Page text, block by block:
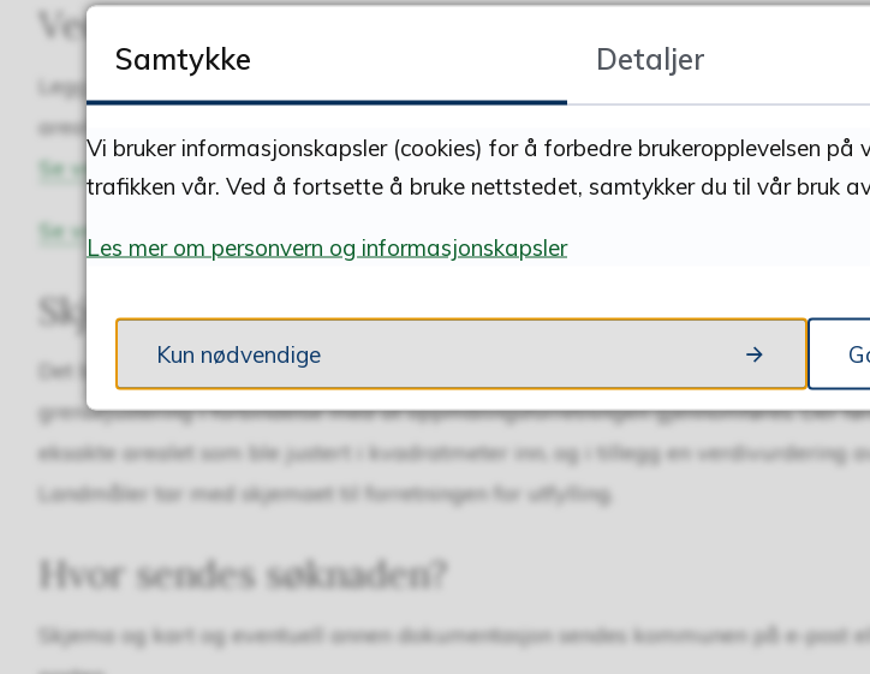
Vedlegg
Legg ved et kart som viser eksisterende grenser og ny/ønsket grense. Det er viktig
arealregnskapet er nøyaktig.
Se veiledningsvideo – sende til kommunen
Se veiledningsvideo – tegning
Skjøte/avtale
Det benyttes ikke skjøte ved grensejustering, men partene må underskrive på en
grensejustering i forbindelse med at oppmålingsforretningen gjennomføres. Der
eksakte arealet som ble justert i kvadratmeter inn, og i tillegg en verdivurdering
Landmåler tar med skjemaet til forretningen for utfylling.
Hvor sendes søknaden?
Skjema og kart og eventuell annen dokumentasjon sendes kommunen på e-post
Samtykke Detaljer
Vi bruker informasjonskapsler (cookies) for å forbedre brukeropplevelsen
trafikken vår. Ved å fortsette å bruke nettstedet, samtykker du til vår bruk
Les mer om personvern og informasjonskapsler
Kun nødvendige